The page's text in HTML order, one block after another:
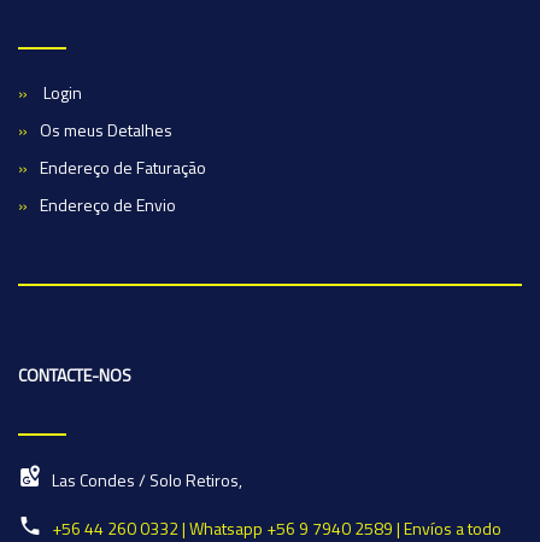
Login
Os meus Detalhes
Endereço de Faturação
Endereço de Envio
CONTACTE-NOS
Las Condes / Solo Retiros,
+56 44 260 0332 | Whatsapp +56 9 7940 2589 | Envíos a todo